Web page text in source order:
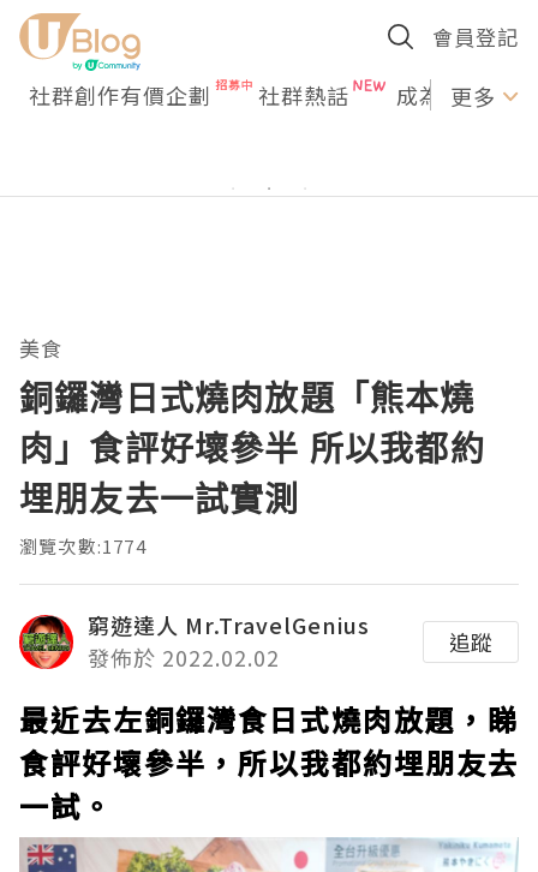
會員登記
社群創作有價企劃 社群熱話 成為U更多
美食
銅鑼灣日式燒肉放題「熊本燒
肉」食評好壞參半 所以我都約
埋朋友去一試實測
瀏覽次數:1774
窮遊達人 Mr.TravelGenius
發佈於 2022.02.02
追蹤
最近去左銅鑼灣食日式燒肉放題，睇
食評好壞參半，所以我都約埋朋友去
一試。